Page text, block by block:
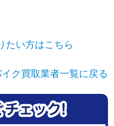
たい方はこちら
ク買取業者一覧に戻る